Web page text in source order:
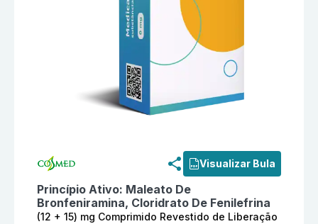
Visualizar Bula
Princípio Ativo: Maleato De
Bronfeniramina, Cloridrato De Fenilefrina
(12 + 15) mg Comprimido Revestido de Liberação